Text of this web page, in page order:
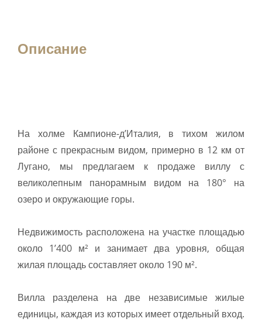
Описание
На холме Кампионе-д’Италия, в тихом жилом
районе с прекрасным видом, примерно в 12 км от
Лугано, мы предлагаем к продаже виллу с
великолепным панорамным видом на 180° на
озеро и окружающие горы.
Недвижимость расположена на участке площадью
около 1’400 м² и занимает два уровня, общая
жилая площадь составляет около 190 м².
Вилла разделена на две независимые жилые
единицы, каждая из которых имеет отдельный вход.